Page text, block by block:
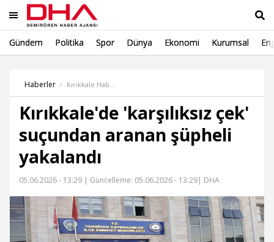
Gündem Politika Spor Dünya Ekonomi Kurumsal
Haberler
Kırıkkale'de 'karşılıksız çek'
suçundan aranan şüpheli
yakalandı
05.06.2026 - 13:29 | Güncelleme: 05.06.2026 - 13:29| DHA